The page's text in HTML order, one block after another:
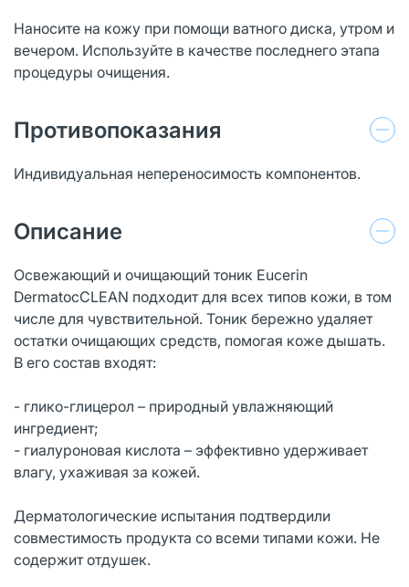
Наносите на кожу при помощи ватного диска, утром и
вечером. Используйте в качестве последнего этапа
процедуры очищения.
Противопоказания
Индивидуальная непереносимость компонентов.
Описание
Освежающий и очищающий тоник Eucerin
DermatocCLEAN подходит для всех типов кожи, в том
числе для чувствительной. Тоник бережно удаляет
остатки очищающих средств, помогая коже дышать.
В его состав входят:
- глико-глицерол – природный увлажняющий
ингредиент;
- гиалуроновая кислота – эффективно удерживает
влагу, ухаживая за кожей.
Дерматологические испытания подтвердили
совместимость продукта со всеми типами кожи. Не
содержит отдушек.